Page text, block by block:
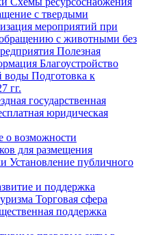
с твердыми
мероприятий при
с животными без
Полезная
Благоустройство
воды Подготовка к
гг.
государственная
юридическая
о возможности
для размещения
Установление публичного
и поддержка
Торговая сфера
поддержка